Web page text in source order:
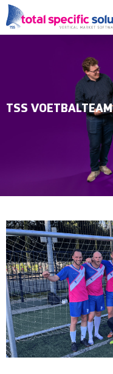
Ga
naar
de
TSS VOETBALTEAM